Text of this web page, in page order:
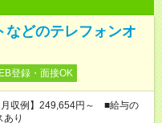
などのテレフォンオ
登録・面接OK
収例】249,654円～ ■給与の
り